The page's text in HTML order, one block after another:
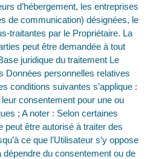
d’hébergement, les entreprises
de communication) désignées, le
traitantes par le Propriétaire. La
peut être demandée à tout
juridique du traitement Le
Données personnelles relatives
conditions suivantes s’applique :
consentement pour une ou
; A noter : Selon certaines
peut être autorisé à traiter des
ce que l’Utilisateur s’y oppose
du consentement ou de